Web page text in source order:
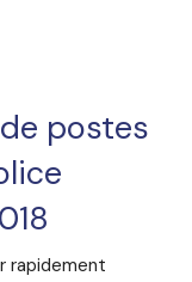
postes
rapidement